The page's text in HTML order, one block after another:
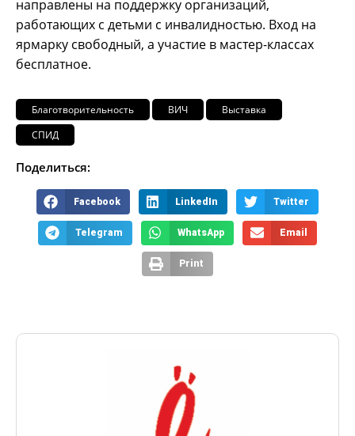
направлены на поддержку организаций,
работающих с детьми с инвалидностью. Вход на
ярмарку свободный, а участие в мастер-классах
бесплатное.
Благотворительность ВИЧ
Выставка
СПИД
Поделиться:
Facebook LinkedIn Twitter
Telegram WhatsApp Email
Print